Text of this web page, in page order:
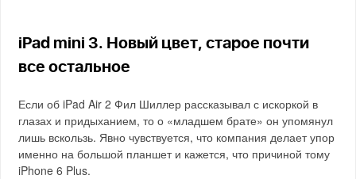
iPad mini 3. Новый цвет, старое почти
все остальное
Если об iPad Air 2 Фил Шиллер рассказывал с искоркой в
глазах и придыханием, то о «младшем брате» он упомянул
лишь вскользь. Явно чувствуется, что компания делает упор
именно на большой планшет и кажется, что причиной тому
iPhone 6 Plus.